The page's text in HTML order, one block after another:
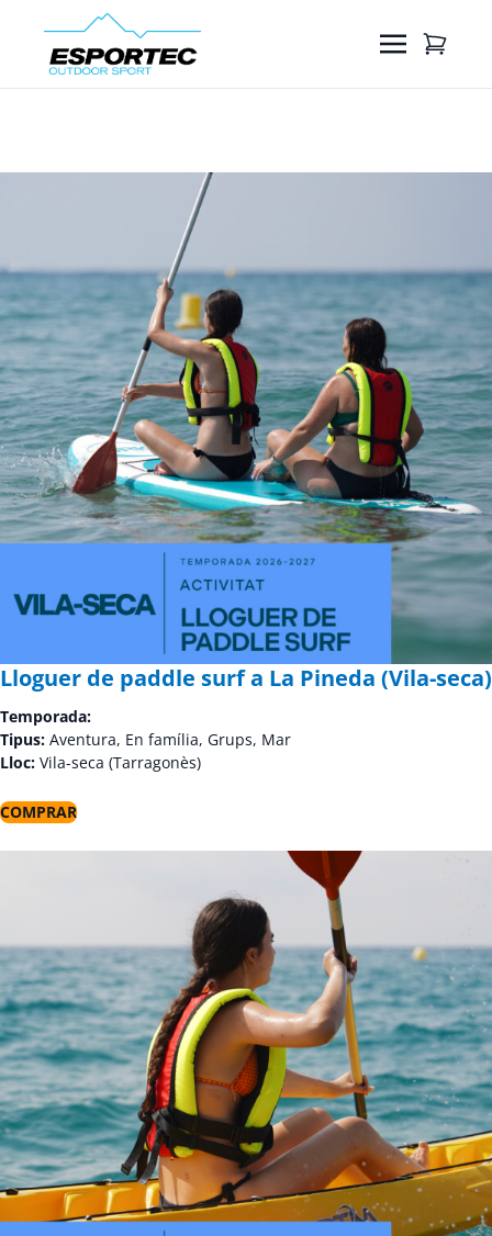
Troba la teva activitat
Lloguer de paddle surf a La Pineda (Vila-seca)
Temporada:
Tipus: Aventura, En família, Grups, Mar
Lloc: Vila-seca (Tarragonès)
COMPRAR